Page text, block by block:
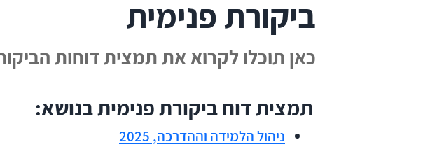
ביקורת פנימית
כאן תוכלו לקרוא את תמצית דוחות
תמצית דוח ביקורת פנימית בנושא:
ניהול הלמידה וההדרכה, 2025